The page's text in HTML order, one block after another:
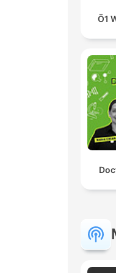
Ö1